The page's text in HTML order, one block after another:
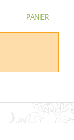
PANIER